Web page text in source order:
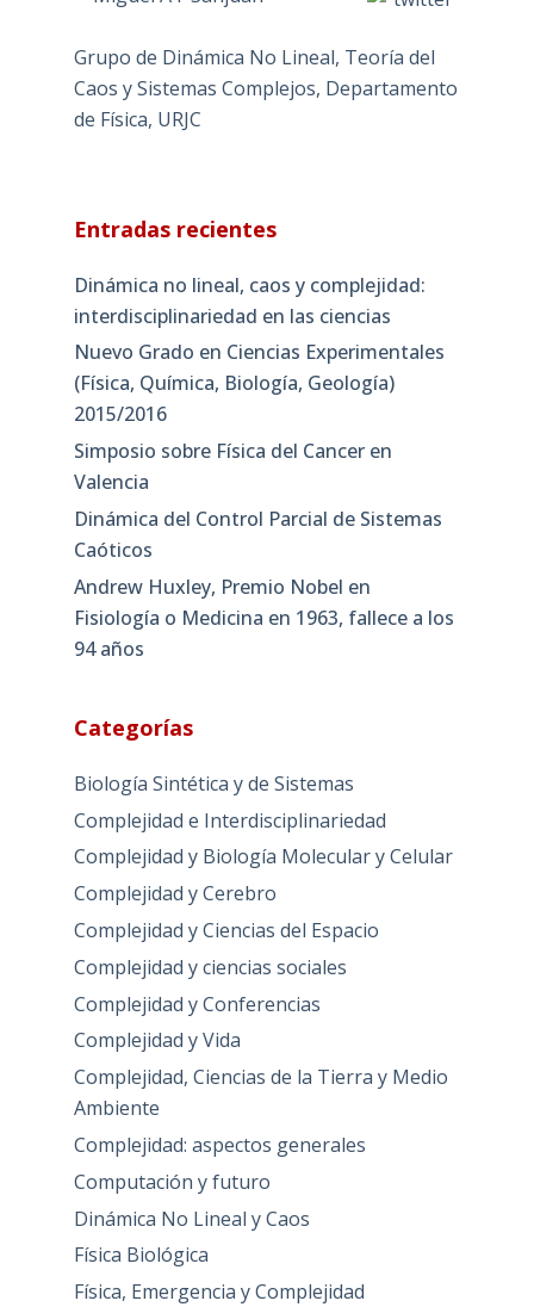
Grupo de Dinámica No Lineal, Teoría del
Caos y Sistemas Complejos, Departamento
de Física, URJC
Entradas recientes
Dinámica no lineal, caos y complejidad:
interdisciplinariedad en las ciencias
Nuevo Grado en Ciencias Experimentales
(Física, Química, Biología, Geología)
2015/2016
Simposio sobre Física del Cancer en
Valencia
Dinámica del Control Parcial de Sistemas
Caóticos
Andrew Huxley, Premio Nobel en
Fisiología o Medicina en 1963, fallece a los
94 años
Categorías
Biología Sintética y de Sistemas
Complejidad e Interdisciplinariedad
Complejidad y Biología Molecular y Celular
Complejidad y Cerebro
Complejidad y Ciencias del Espacio
Complejidad y ciencias sociales
Complejidad y Conferencias
Complejidad y Vida
Complejidad, Ciencias de la Tierra y Medio
Ambiente
Complejidad: aspectos generales
Computación y futuro
Dinámica No Lineal y Caos
Física Biológica
Física, Emergencia y Complejidad